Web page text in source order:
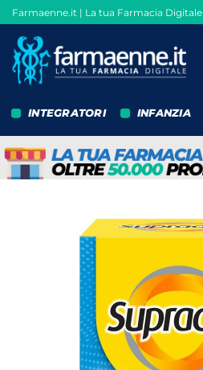
Salta
ai
contenuti
Farmaenne.it | La tua Farmacia Digitale
INTEGRATORI INFANZIA